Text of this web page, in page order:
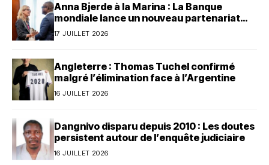
Anna Bjerde à la Marina : La Banque
mondiale lance un nouveau partenariat
avec le Bénin
17 JUILLET 2026
Angleterre : Thomas Tuchel confirmé
malgré l’élimination face à l’Argentine
16 JUILLET 2026
Dangnivo disparu depuis 2010 : Les doutes
persistent autour de l’enquête judiciaire
16 JUILLET 2026